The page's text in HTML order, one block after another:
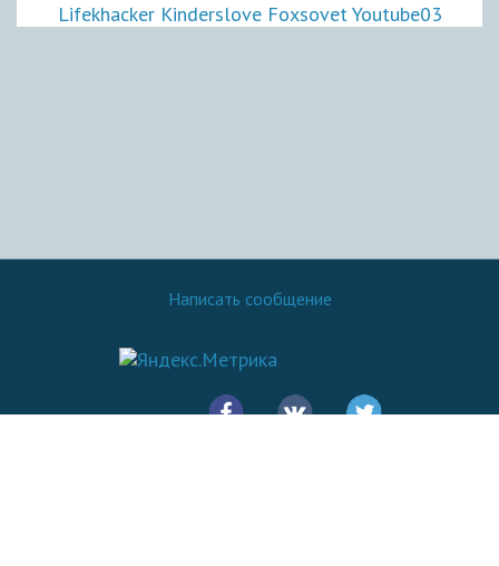
Lifekhacker Kinderslove FoxsovetYoutube03
Написать сообщение